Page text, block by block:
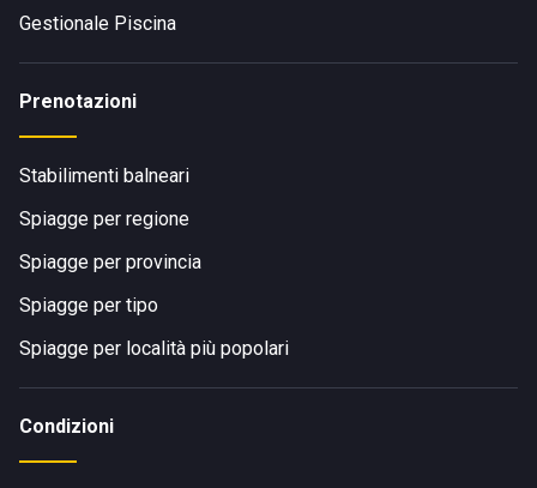
Gestionale Piscina
Prenotazioni
Stabilimenti balneari
Spiagge per regione
Spiagge per provincia
Spiagge per tipo
Spiagge per località più popolari
Condizioni